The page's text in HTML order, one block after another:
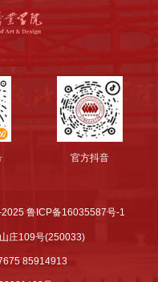
鲁ICP备16035587号-1
庄109号(250033)
85914913
官方抖音